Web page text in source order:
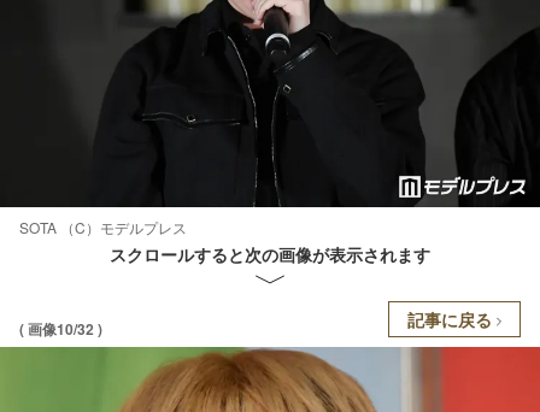
SOTA （C）モデルプレス
スクロールすると次の画像が表示されます
( 画像10/32 ) 記事に戻る